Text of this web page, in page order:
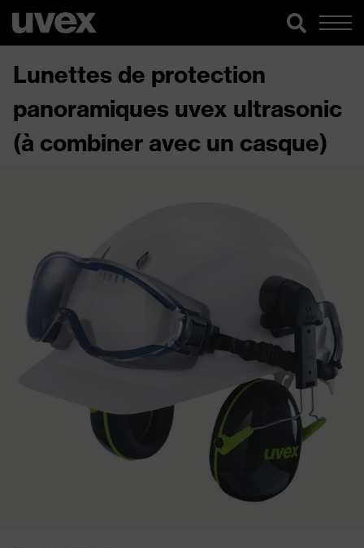
Lunettes de protection
panoramiques uvex ultrasonic
(à combiner avec un casque)